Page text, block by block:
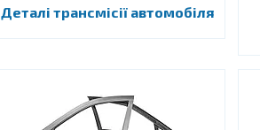
Деталі трансмісії автомобіля